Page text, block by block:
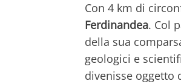
Con 4 km di
Ferdinandea. Col
della sua
geologici e
divenisse oggetto